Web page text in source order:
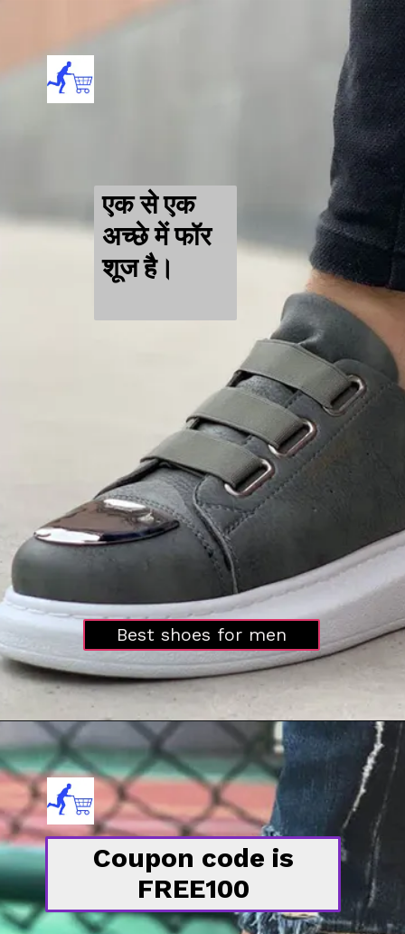
Best shoes for men
एक से एक
अच्छे में फॉर
शूज है।
Coupon code is
FREE100